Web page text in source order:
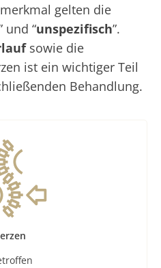
gelten die
und “unspezifisch”.
sowie die
ist ein wichtiger Teil
Behandlung.